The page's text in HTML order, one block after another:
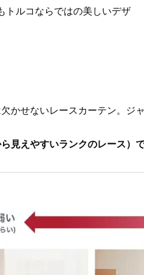
トルコならではの美しいデザ
かせないレースカーテン。
見えやすいランクのレース）で